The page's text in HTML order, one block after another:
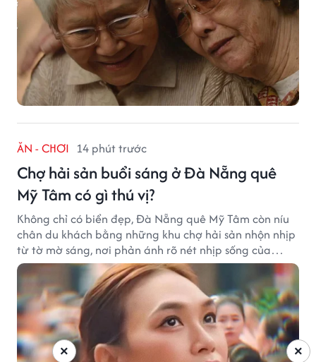
ĂN - CHƠI 14 phút trước
Chợ hải sản buổi sáng ở Đà Nẵng quê
Mỹ Tâm có gì thú vị?
Không chỉ có biển đẹp, Đà Nẵng quê Mỹ Tâm còn níu
chân du khách bằng những khu chợ hải sản nhộn nhịp
từ tờ mờ sáng, nơi phản ánh rõ nét nhịp sống của
thành phố biển.
×
×